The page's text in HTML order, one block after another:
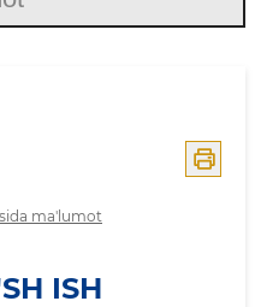
ma'lumot
ISH